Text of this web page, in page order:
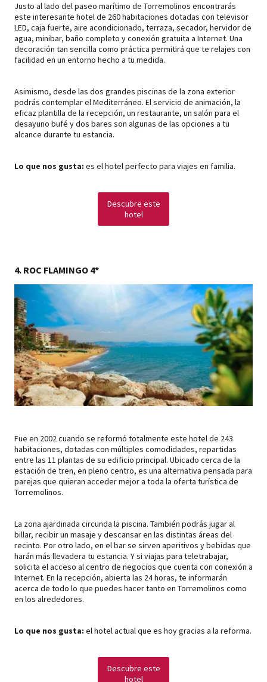
Justo al lado del paseo marítimo de Torremolinos encontrarás
este interesante hotel de 260 habitaciones dotadas con televisor
LED, caja fuerte, aire acondicionado, terraza, secador, hervidor de
agua, minibar, baño completo y conexión gratuita a Internet. Una
decoración tan sencilla como práctica permitirá que te relajes con
facilidad en un entorno hecho a tu medida.
Asimismo, desde las dos grandes piscinas de la zona exterior
podrás contemplar el Mediterráneo. El servicio de animación, la
eficaz plantilla de la recepción, un restaurante, un salón para el
desayuno bufé y dos bares son algunas de las opciones a tu
alcance durante tu estancia.
Lo que nos gusta: es el hotel perfecto para viajes en familia.
Descubre este
hotel
4. ROC FLAMINGO 4*
Fue en 2002 cuando se reformó totalmente este hotel de 243
habitaciones, dotadas con múltiples comodidades, repartidas
entre las 11 plantas de su edificio principal. Ubicado cerca de la
estación de tren, en pleno centro, es una alternativa pensada para
parejas que quieran acceder mejor a toda la oferta turística de
Torremolinos.
La zona ajardinada circunda la piscina. También podrás jugar al
billar, recibir un masaje y descansar en las distintas áreas del
recinto. Por otro lado, en el bar se sirven aperitivos y bebidas que
harán más llevadera tu estancia. Y si viajas para teletrabajar,
solicita el acceso al centro de negocios que cuenta con conexión a
Internet. En la recepción, abierta las 24 horas, te informarán
acerca de todo lo que puedes hacer tanto en Torremolinos como
en los alrededores.
Lo que nos gusta: el hotel actual que es hoy gracias a la reforma.
Descubre este
hotel